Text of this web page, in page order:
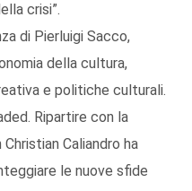
crisi”.
di Pierluigi Sacco,
della cultura,
e politiche culturali.
Ripartire con la
Caliandro ha
le nuove sfide